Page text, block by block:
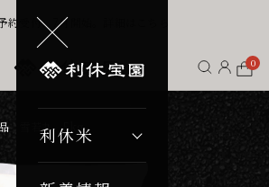
約受付、7月開始。詳細はこちら
0
利休米
雪若丸 5kg